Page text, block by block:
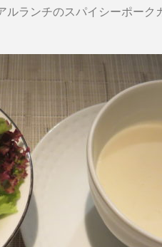
ランチのスパイシーポーク